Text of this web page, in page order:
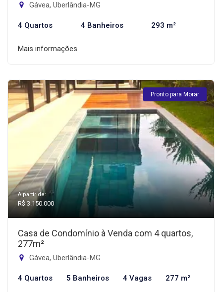
Gávea, Uberlândia-MG
4 Quartos 4 Banheiros 293 m²
Mais informações
Pronto para Morar
A partir de:
R$ 3.150.000
Casa de Condomínio à Venda com 4 quartos,
277m²
Gávea, Uberlândia-MG
4 Quartos 5 Banheiros 4 Vagas 277 m²